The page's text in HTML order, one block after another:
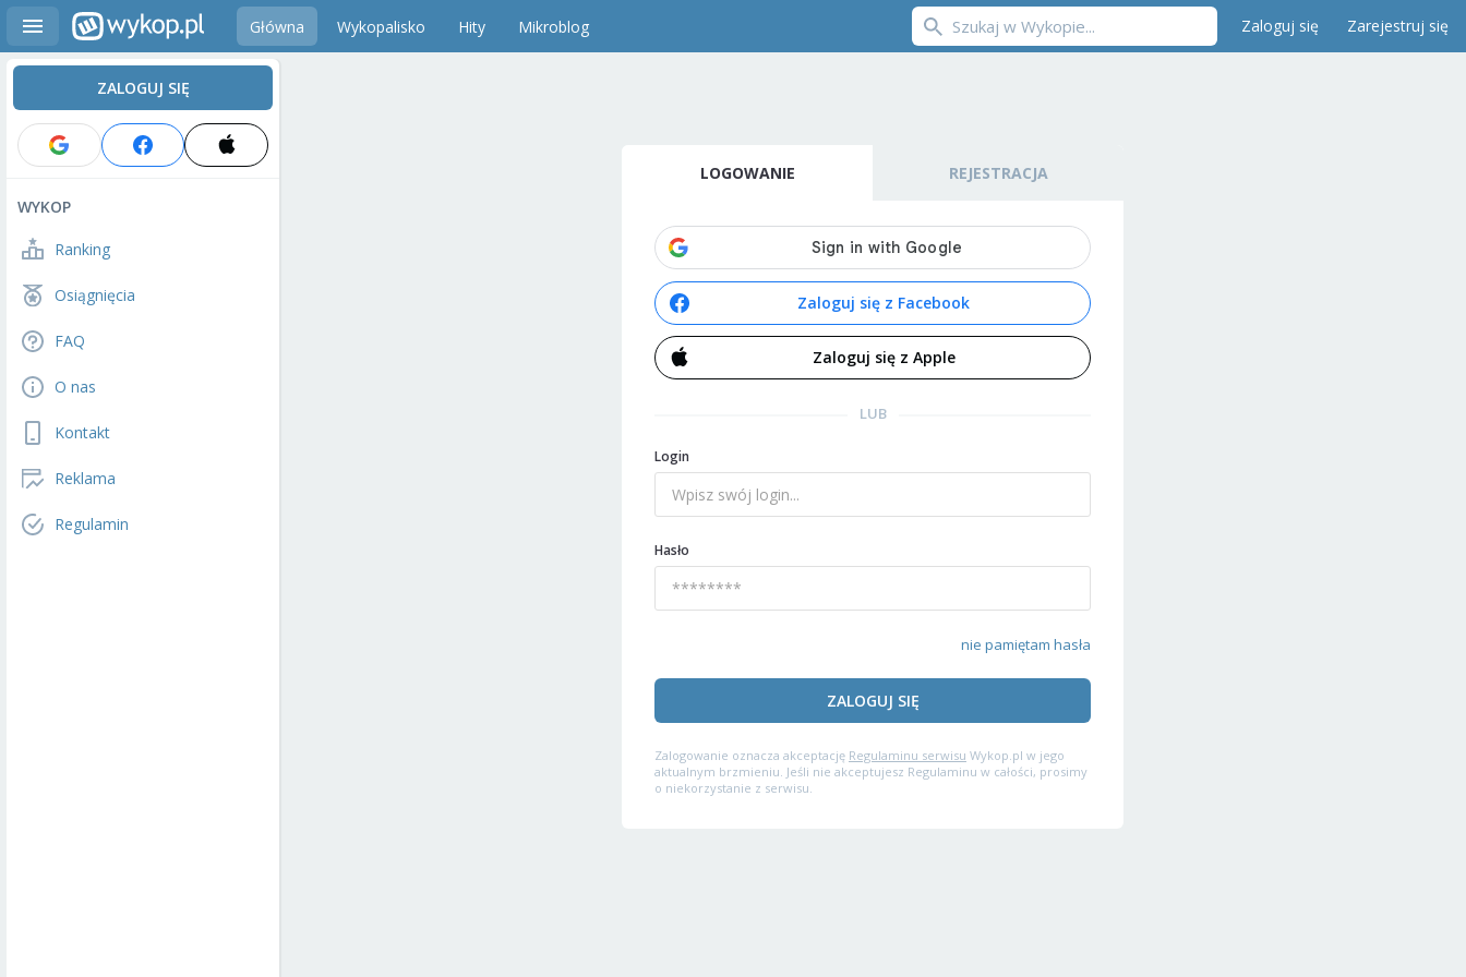
Główna Wykopalisko Hity Mikroblog Zaloguj się Zarejestruj się
ZALOGUJ SIĘ
WYKOP
Ranking
Osiągnięcia
FAQ
O nas
Kontakt
Reklama
Regulamin
LOGOWANIE REJESTRACJA
Zaloguj się z Facebook
Zaloguj się z Apple
LUB
Login
Hasło
nie pamiętam hasła
ZALOGUJ SIĘ
Zalogowanie oznacza akceptację Regulaminu serwisu Wykop.pl w jego
aktualnym brzmieniu. Jeśli nie akceptujesz Regulaminu w całości, prosimy
o niekorzystanie z serwisu.